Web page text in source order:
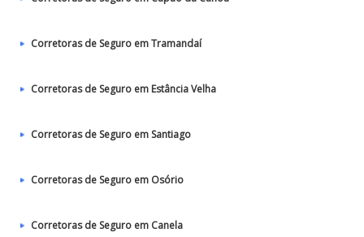
Corretoras de Seguro em Tramandaí
Corretoras de Seguro em Estância Velha
Corretoras de Seguro em Santiago
Corretoras de Seguro em Osório
Corretoras de Seguro em Canela